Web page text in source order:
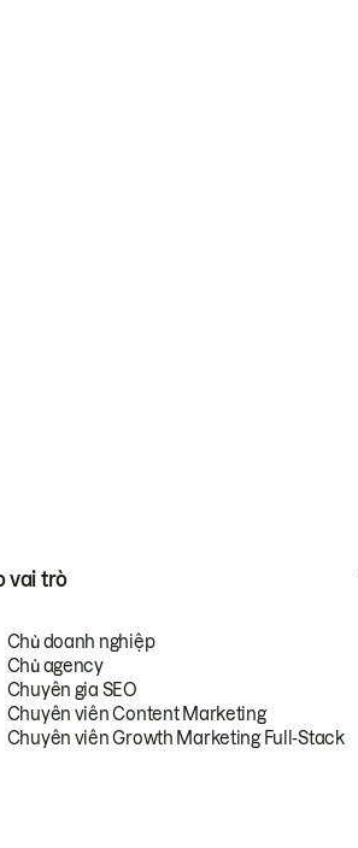
vai trò
Chủ doanh nghiệp
Chủ agency
Chuyên gia SEO
Chuyên viên Content Marketing
Chuyên viên Growth Marketing Full-Stack